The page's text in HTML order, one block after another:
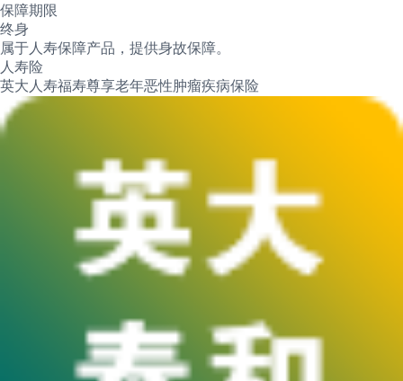
保障期限
终身
属于人寿保障产品，提供身故保障。
人寿险
英大人寿福寿尊享老年恶性肿瘤疾病保险